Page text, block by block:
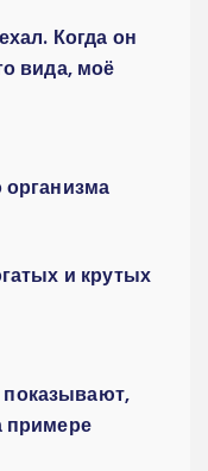
Когда он
вида, моё
и крутых
примере